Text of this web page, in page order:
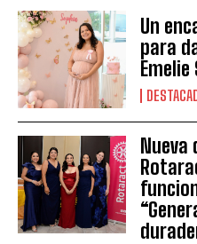
Un
para
Emelie
Nueva